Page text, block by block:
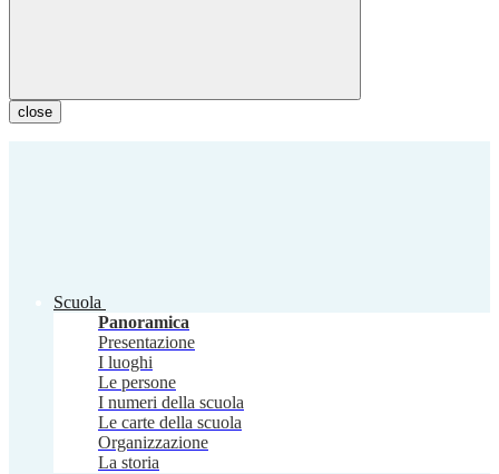
close
Scuola
Panoramica
Presentazione
I luoghi
Le persone
I numeri della scuola
Le carte della scuola
Organizzazione
La storia